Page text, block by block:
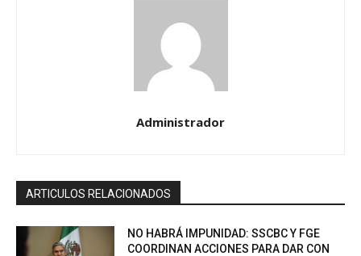
Administrador
ARTICULOS RELACIONADOS
NO HABRÁ IMPUNIDAD: SSCBC Y FGE
COORDINAN ACCIONES PARA DAR CON